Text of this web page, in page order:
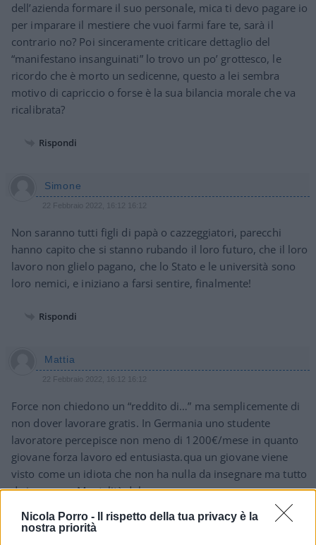
Nicola Porro -
Il rispetto della tua privacy è la
nostra priorità
dell’azienda formare il suo personale, mica ti devo pagare io
per imparare il mestiere che vuoi farmi fare te, sarà il
contrario no? Poi sinceramente criticare dettaglio del
“manifestano insanguinati” lo trovo un po’ grottesco, le
ricordo che è morto un sedicenne, questo a lei sembra
motivo di capriccio o forse è la sua bilancia morale che va
ricalibrata?
Rispondi
Simone
22 Febbraio 2022, 16:12 16:12
Non saranno tutti figli di papà o cazzeggiatori, parecchi
hanno capito che si stanno rubando il loro futuro, che il loro
lavoro non glielo pagano, che lo Stato e le università sono
loro nemici, e iniziano a farsi sentire, finalmente!
Rispondi
Mattia
22 Febbraio 2022, 16:12 16:12
Force non chiedono un “reddito di…” ma semplicemente di
non dover lavorare gratis. In Germania uno studente
lavoratore percepisce non meno di 1200€/mese in quanto
giovane forza lavoro ed entusiasta.qua un giovane viene
visto come un idiota che non ha nulla da insegnare ma tutto
da imparare. Mentalità del c…
Continuate a fare ciò che le persone che vi criticano non
hanno mai fatto ossia protestare per i vostri ideali